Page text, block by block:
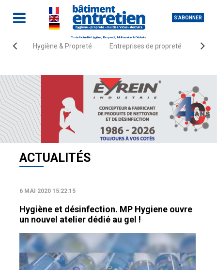
S'ABONNER
Toute l'actualité Hygiène, Propreté, Multiservice & Déchets
Hygiène & Propreté Entreprises de propreté
Accueil Actualités
ACTUALITÉS
6 MAI 2020 15:22:15
Hygiène et désinfection. MP Hygiene ouvre
un nouvel atelier dédié au gel !